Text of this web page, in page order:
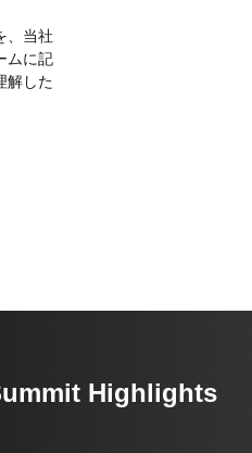
、当社
ムに記
解した
Highlights